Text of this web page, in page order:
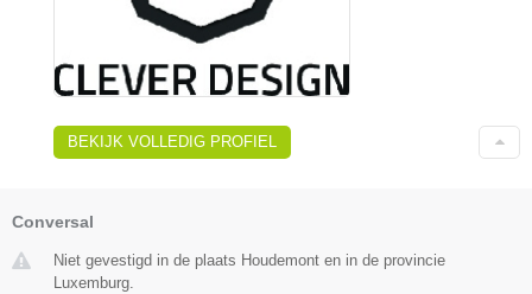
BEKIJK VOLLEDIG PROFIEL
Conversal
Niet gevestigd in de plaats Houdemont en in de provincie
Luxemburg.